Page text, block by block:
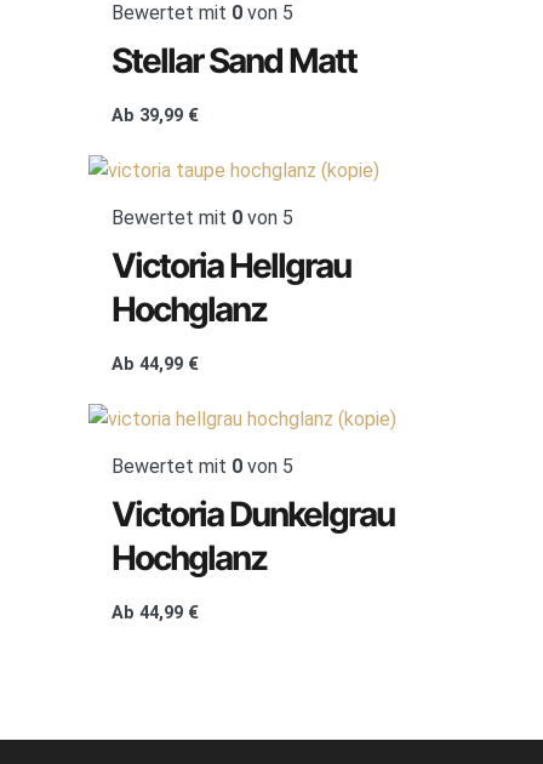
Bewertet mit 0von 5
Stellar Sand Matt
Ab 39,99 €
Bewertet mit 0von 5
Victoria Hellgrau
Hochglanz
Ab 44,99 €
Bewertet mit 0von 5
Victoria Dunkelgrau
Hochglanz
Ab 44,99 €